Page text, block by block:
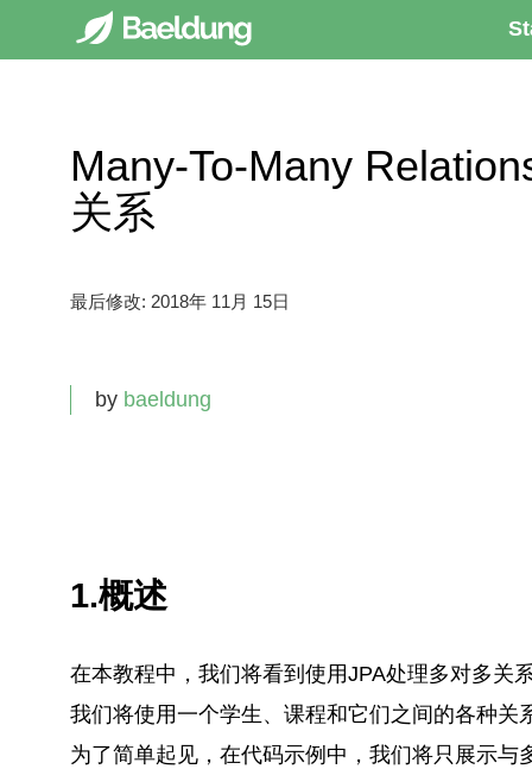
Many-To-Many
关系
最后修改: 2018年 11月 15日
by baeldung
1.概述
在本教程中，我们将看到使用JPA处理多对多关
我们将使用一个学生、课程和它们之间的各种关
为了简单起见，在代码示例中，我们将只展示与